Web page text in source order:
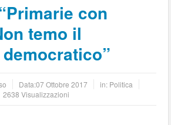
con
temo il
Data:07 Ottobre 2017 in: Politica
2638 Visualizzazioni